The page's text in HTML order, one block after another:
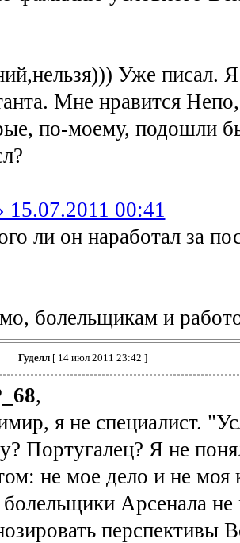
Уже писал.
Мне нравится
по-моему, подошли
15.07.2011 00:41
ли он наработал за
болельщикам и
Гуделл[ 14 июл 2011 23:42 ]
,
я не специалист.
Португалец? Я не
не мое дело и не моя
болельщики Арсенала
перспективы